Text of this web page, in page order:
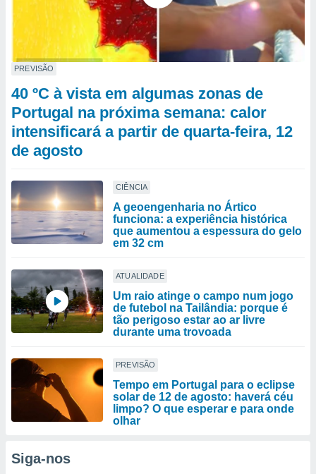
PREVISÃO
40 ºC à vista em algumas zonas de
Portugal na próxima semana: calor
intensificará a partir de quarta-feira, 12
de agosto
CIÊNCIA
A geoengenharia no Ártico
funciona: a experiência histórica
que aumentou a espessura do gelo
em 32 cm
ATUALIDADE
Um raio atinge o campo num jogo
de futebol na Tailândia: porque é
tão perigoso estar ao ar livre
durante uma trovoada
PREVISÃO
Tempo em Portugal para o eclipse
solar de 12 de agosto: haverá céu
limpo? O que esperar e para onde
olhar
Siga-nos